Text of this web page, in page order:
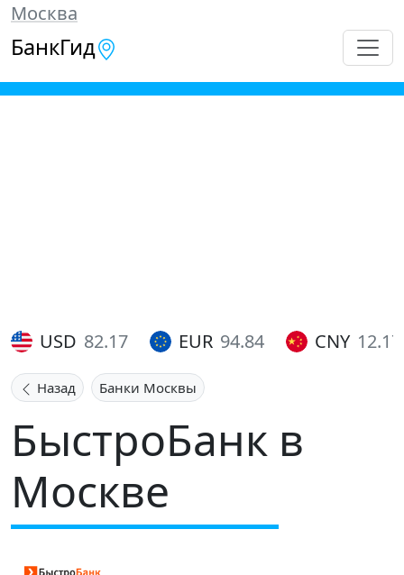
Москва
БанкГид
USD 82.17 EUR 94.84 CNY 12.17
Назад Банки Москвы
БыстроБанк в
Москве